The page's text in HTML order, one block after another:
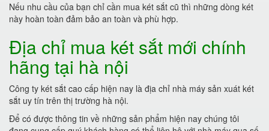
Nếu nhu cầu của bạn chỉ cần mua két sắt cũ thì những dòng két
này hoàn toàn đảm bảo an toàn và phù hợp.
Địa chỉ mua két sắt mới chính
hãng tại hà nội
Công ty két sắt cao cấp hiện nay là địa chỉ nhà máy sản xuát két
sắt uy tín trên thị trường hà nội.
Để có được thông tin về những sản phẩm hiện nay chúng tôi